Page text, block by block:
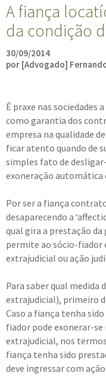
A fiança
da condição
30/09/2014
por [Advogado]
É praxe nas sociedades
como garantia dos
empresa na qualidade
ficar atento quando de
simples fato de
exoneração automática
Por ser a fiança
desaparecendo a
qual gira a prestação
permite ao sócio-fiador
extrajudicial ou ação
Para saber qual medida
extrajudicial), primeiro
Caso a fiança tenha
fiador pode exonerar-
extrajudicial, nos
fiança tenha sido
deve ingressar com